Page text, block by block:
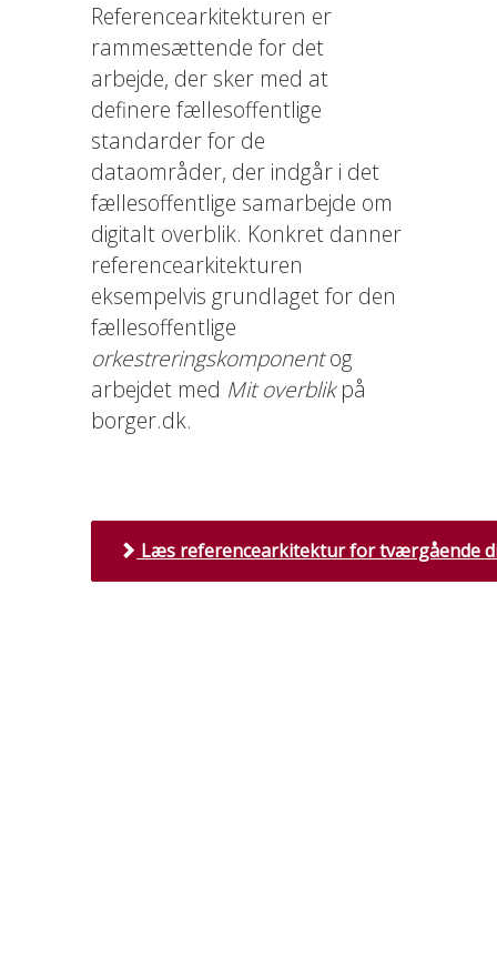
Referencearkitekturen er
rammesættende for det
arbejde, der sker med at
definere fællesoffentlige
standarder for de
dataområder, der indgår i det
fællesoffentlige samarbejde om
digitalt overblik. Konkret danner
referencearkitekturen
eksempelvis grundlaget for den
fællesoffentlige
orkestreringskomponentog
arbejdet med Mit overblikpå
borger.dk.
Læs referencearkitektur for tværgående